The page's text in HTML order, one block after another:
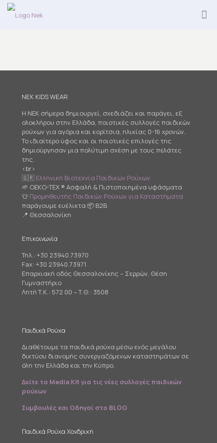
NEK KIDS WEAR
Η NEK σήμερα δημιουργεί, σχεδιάζει και παράγει, εξ
ολοκλήρου στην Ελλάδα, ποιοτικές συλλογές παιδικών
ρούχων για αγόρια και κορίτσια, ηλικίας 0-16 χρονών.
Το ιδιαίτερο ύφος και οι ποιοτικές επιλογές της
δημιούργησαν μια πολύτιμη σχέση με τους πελάτες
της.
<br>
🇬🇷 Ελληνική Βιοτεχνία Παιδικών Ρούχων
🌱 OEKO-TEX ® Ασφαλή & Πιστοποιημένα υφάσματα
👕 Προμηθευτής Παιδικών Ρούχων για Καταστήματα
παράγουμε ευέλικτα 📦 B2B
📍 Θεσσαλονίκη
Επικοινωνία
Τηλ.: +30 23940.73970
Fax: +30 23940.73971
Επαρχιακή οδός Θεσσαλονίκης – Σερρών, Θέση
Γυμναστήριο
Λητή Τ.Κ.: 572 00 – Τ.Θ.: 3508
Παιδικά Ρούχα
Διαθέτουμε τα παιδικά ρούχα μέσω ενός μεγάλου
δικτύου διανομής συνεργαζόμενων καταστημάτων σε
όλη την Ελλάδα και την Κύπρο.
Δείτε το Media Kit για τις νέες συλλογές παιδικών
ρούχων
Συμβουλές και Οδηγοί στο BLOG
Παιδικά Ρούχα Χονδρική